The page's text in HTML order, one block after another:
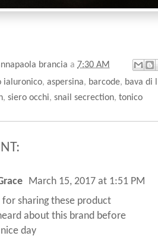
brancia a 7:30 AM
ialuronico, aspersina, barcode, bava di
, siero occhi, snail secrection, tonico
March 15, 2017 at 1:51 PM
for sharing these product
about this brand before
day